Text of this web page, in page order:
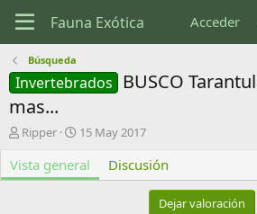
Acceder
Búsqueda
Invertebrados
BUSCO
mas...
A
t
o
Ripper
F
c
h
15 May 2017
Vista general Discusión
Dejar valoración